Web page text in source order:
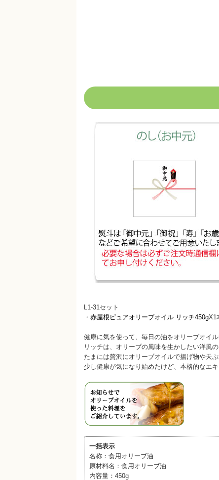
L1-31セット
・ 赤屋根ピュアオリーブオイル リッチ450gX1
健康に気を使って、毎日の油をオリーブオイル
リッチは、オリーブの風味を生かしたい洋風の
たまには贅沢にオリーブオイルで揚げ物や天
少し健康が気になり始めたけど、本格的なエ
一括表示
名称：食用オリーブ油
原材料名：食用オリーブ油
内容量：450g